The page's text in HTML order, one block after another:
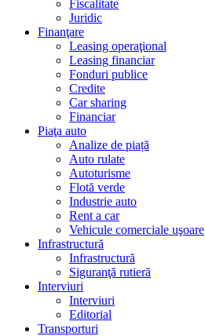
Fiscalitate
Juridic
Finanţare
Leasing operaţional
Leasing financiar
Fonduri publice
Credite
Car sharing
Financiar
Piaţa auto
Analize de piață
Auto rulate
Autoturisme
Flotă verde
Industrie auto
Rent a car
Vehicule comerciale uşoare
Infrastructură
Infrastructură
Siguranţă rutieră
Interviuri
Interviuri
Editorial
Transporturi